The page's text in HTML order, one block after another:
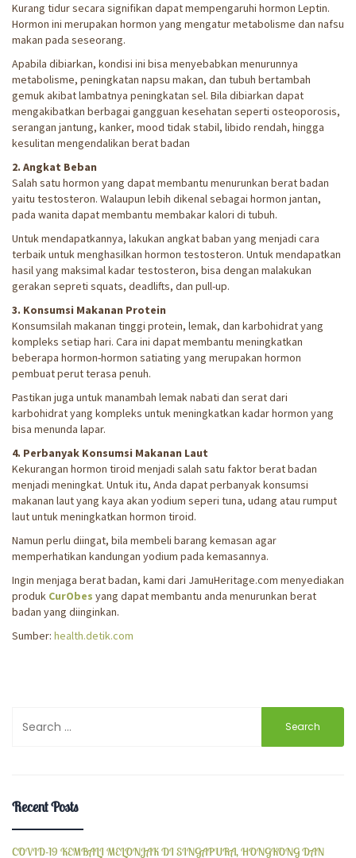
Kurang tidur secara signifikan dapat mempengaruhi hormon Leptin.
Hormon ini merupakan hormon yang mengatur metabolisme dan nafsu
makan pada seseorang.
Apabila dibiarkan, kondisi ini bisa menyebabkan menurunnya
metabolisme, peningkatan napsu makan, dan tubuh bertambah
gemuk akibat lambatnya peningkatan sel. Bila dibiarkan dapat
mengakibatkan berbagai gangguan kesehatan seperti osteoporosis,
serangan jantung, kanker, mood tidak stabil, libido rendah, hingga
kesulitan mengendalikan berat badan
2. Angkat Beban
Salah satu hormon yang dapat membantu menurunkan berat badan
yaitu testosteron. Walaupun lebih dikenal sebagai hormon jantan,
pada wanita dapat membantu membakar kalori di tubuh.
Untuk mendapatkannya, lakukan angkat baban yang menjadi cara
terbaik untuk menghasilkan hormon testosteron. Untuk mendapatkan
hasil yang maksimal kadar testosteron, bisa dengan malakukan
gerakan sepreti squats, deadlifts, dan pull-up.
3. Konsumsi Makanan Protein
Konsumsilah makanan tinggi protein, lemak, dan karbohidrat yang
kompleks setiap hari. Cara ini dapat membantu meningkatkan
beberapa hormon-hormon satiating yang merupakan hormon
pembuat perut terasa penuh.
Pastikan juga untuk manambah lemak nabati dan serat dari
karbohidrat yang kompleks untuk meningkatkan kadar hormon yang
bisa menunda lapar.
4. Perbanyak Konsumsi Makanan Laut
Kekurangan hormon tiroid menjadi salah satu faktor berat badan
menjadi meningkat. Untuk itu, Anda dapat perbanyak konsumsi
makanan laut yang kaya akan yodium seperi tuna, udang atau rumput
laut untuk meningkatkan hormon tiroid.
Namun perlu diingat, bila membeli barang kemasan agar
memperhatikan kandungan yodium pada kemasannya.
Ingin menjaga berat badan, kami dari JamuHeritage.com menyediakan
produk CurObes yang dapat membantu anda menurunkan berat
badan yang diinginkan.
Sumber: health.detik.com
for:
Recent Posts
COVID-19 KEMBALI MELONJAK DI SINGAPURA, HONGKONG DAN